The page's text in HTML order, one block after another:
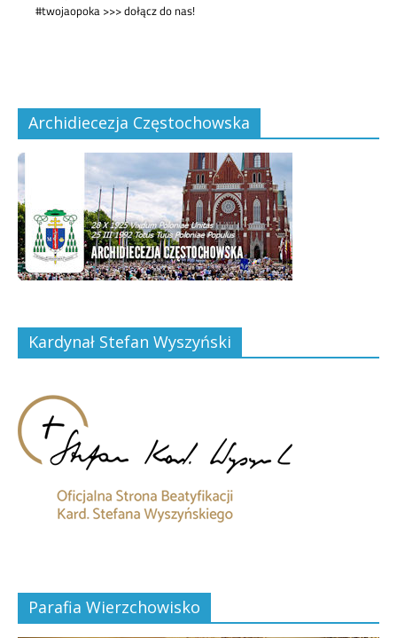
Archidiecezja Częstochowska
Kardynał Stefan Wyszyński
Parafia Wierzchowisko